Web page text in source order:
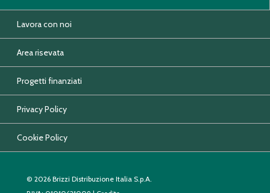
Lavora con noi
Area risevata
Progetti finanziati
Privacy Policy
Cookie Policy
© 2026 Brizzi Distribuzione Italia S.p.A.